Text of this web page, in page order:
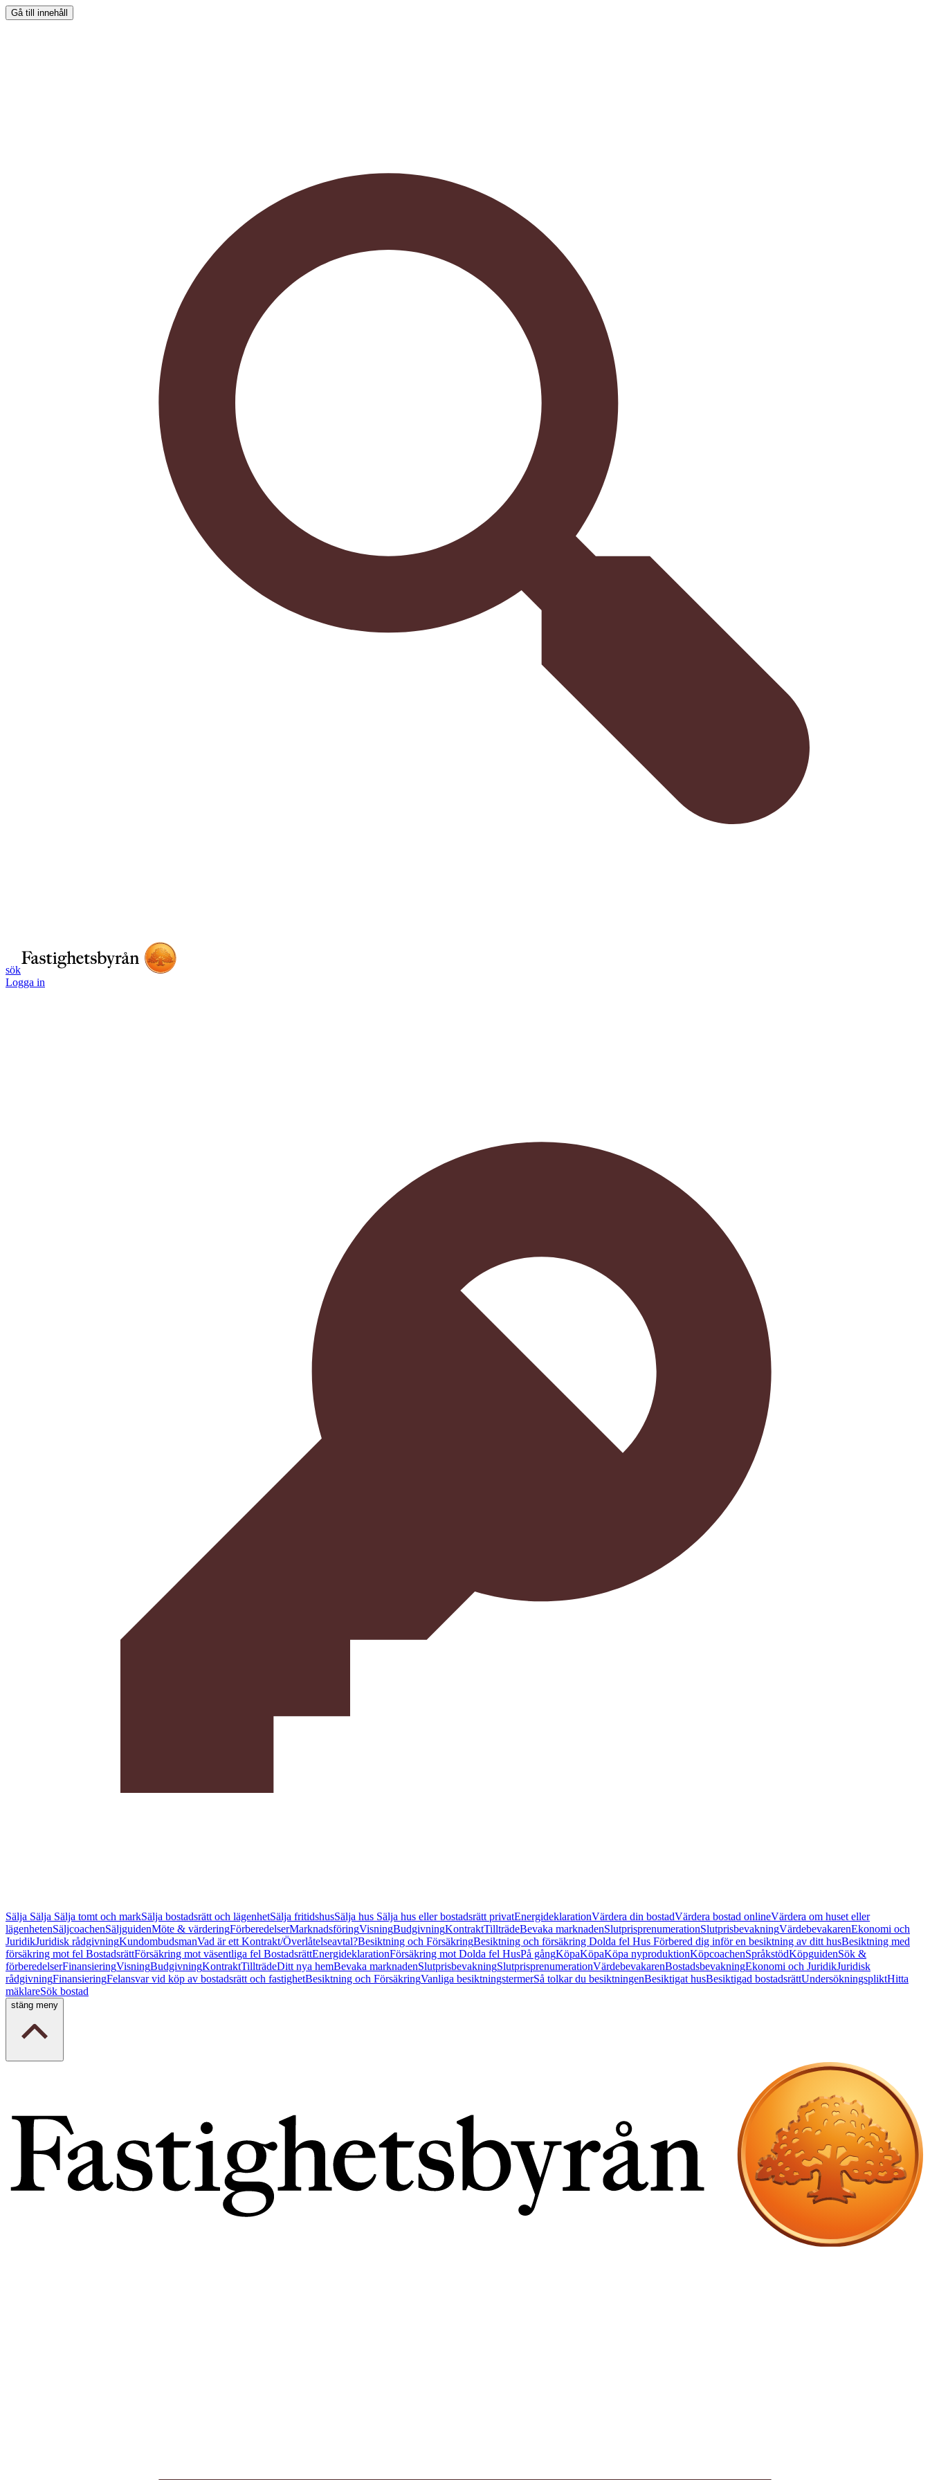
Gå till innehåll
sök
Logga in
Sälja Sälja Sälja tomt och markSälja bostadsrätt och lägenhetSälja fritidshusSälja hus Sälja hus eller bostadsrätt privatEnergideklarationVärdera din bostadVärdera bostad onlineVärdera om huset eller
lägenhetenSäljcoachenSäljguidenMöte & värderingFörberedelserMarknadsföringVisningBudgivningKontraktTillträdeBevaka marknadenSlutprisprenumerationSlutprisbevakningVärdebevakarenEkonomi och
JuridikJuridisk rådgivningKundombudsmanVad är ett Kontrakt/Överlåtelseavtal?Besiktning och FörsäkringBesiktning och försäkring Dolda fel Hus Förbered dig inför en besiktning av ditt husBesiktning med
försäkring mot fel BostadsrättFörsäkring mot väsentliga fel BostadsrättEnergideklarationFörsäkring mot Dolda fel HusPå gångKöpaKöpaKöpa nyproduktionKöpcoachenSpråkstödKöpguidenSök &
förberedelserFinansieringVisningBudgivningKontraktTillträdeDitt nya hemBevaka marknadenSlutprisbevakningSlutprisprenumerationVärdebevakarenBostadsbevakningEkonomi och JuridikJuridisk
rådgivningFinansieringFelansvar vid köp av bostadsrätt och fastighetBesiktning och FörsäkringVanliga besiktningstermerSå tolkar du besiktningenBesiktigat husBesiktigad bostadsrättUndersökningspliktHitta
mäklareSök bostad
stäng meny